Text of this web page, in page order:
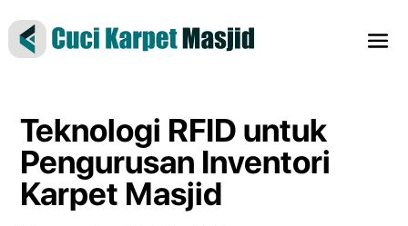
Teknologi RFID untuk
Pengurusan Inventori
Karpet Masjid